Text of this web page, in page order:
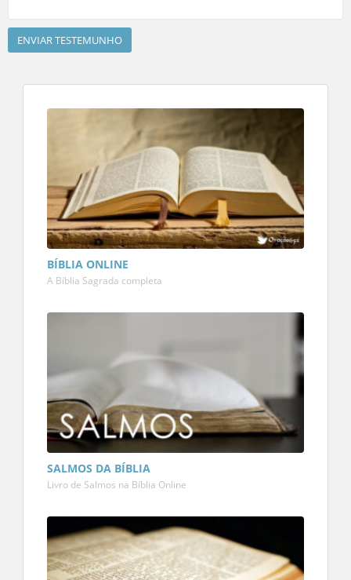
BÍBLIA ONLINE
A Bíblia Sagrada completa
SALMOS DA BÍBLIA
Livro de Salmos na Bíblia Online